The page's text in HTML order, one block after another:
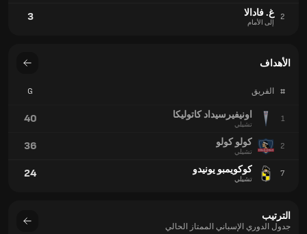
2 غ. فادالا
إلى الأمام 3
الأهداف
# الفريق G
1 اونيفيرسيداد كاتوليكا
تشيلي 40
2 كولو كولو
تشيلي 36
7 كوكويمبو يونيدو
تشيلي 24
الترتيب
جدول الدوري الإسباني الممتاز الحالي